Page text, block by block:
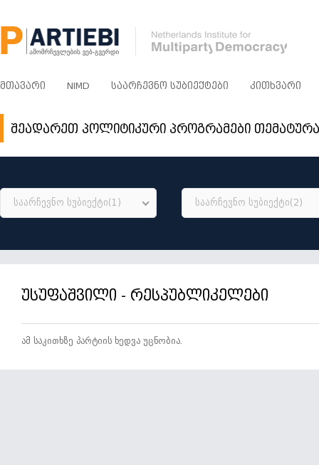
ᲛᲗᲐᲕᲐᲠᲘ NIMD ᲡᲐᲐᲠᲩᲔᲕᲜᲝ ᲡᲣᲑᲘᲔᲥᲢᲔᲑᲘ ᲙᲘᲗᲮᲕᲐᲠᲘ
შეადარეთ პოლიტიკური პროგრამები
საარჩევნო სუბიექტი(1) საარჩევნო სუბიექტი(2)
უსუფაშვილი - რესპუბლიკელები
ამ საკითხზე პარტიის ხედვა უცნობია.